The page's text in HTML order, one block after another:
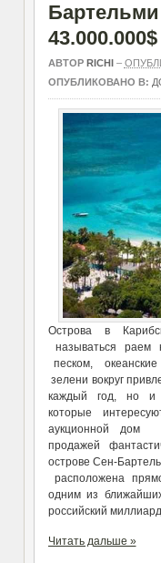
Бартельми
43.000.000$
АВТОР RICHI –
ОПУБЛИКОВАНО В:
Острова в
называться
песком,
зелени вокруг
каждый год, но и
которые
аукционной дом
продажей
острове Сен-
расположена
одним из
российский
Читать дальше »